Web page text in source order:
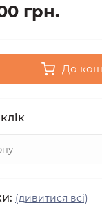
грн.
До
(дивитися всі)